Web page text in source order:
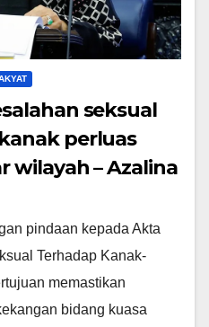
seksual
perluas
wilayah – Azalina
pindaan kepada Akta
Terhadap Kanak-
memastikan
bidang kuasa